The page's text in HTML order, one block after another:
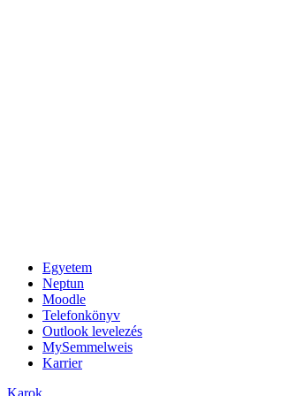
Egyetem
Neptun
Moodle
Telefonkönyv
Outlook levelezés
MySemmelweis
Karrier